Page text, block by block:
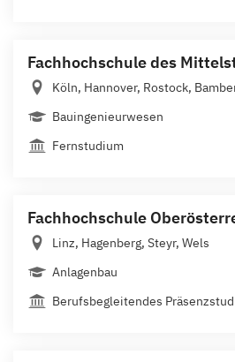
Fachhochschule des
Köln, Hannover, Rostock,
Bauingenieurwesen
Fernstudium
Fachhochschule
Linz, Hagenberg, Steyr, Wels
Anlagenbau
Berufsbegleitendes